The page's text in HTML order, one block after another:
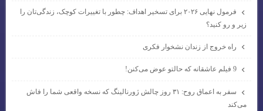
فرمول نهایی ۲۰۲۶ برای تسخیر اهداف: چطور با تغییرات کوچک، زندگی‌تان را
زیر و رو کنید؟
راه خروج از زندان نشخوار فکری
سفر به اعماق روح: ۳۱ روز چالش ژورنالینگ که نسخه واقعی شما را فاش
می‌کند